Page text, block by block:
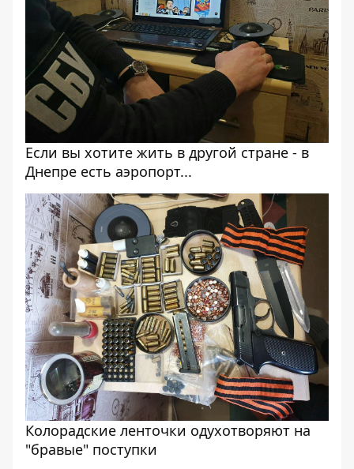
Если вы хотите жить в другой стране - в
Днепре есть аэропорт...
Колорадские ленточки одухотворяют на
"бравые" поступки